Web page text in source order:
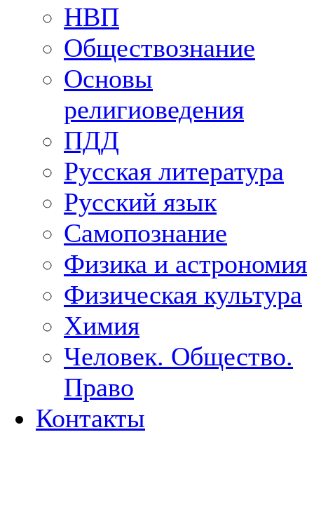
НВП
Обществознание
Основы
религиоведения
ПДД
Русская литература
Русский язык
Самопознание
Физика и астрономия
Физическая культура
Химия
Человек. Общество.
Право
Контакты